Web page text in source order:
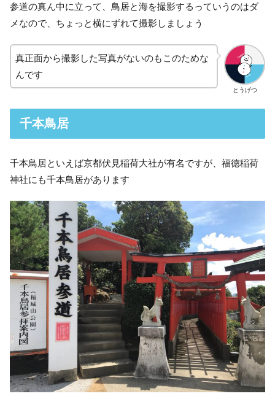
参道の真ん中に立って、鳥居と海を撮影するっていうのはダ
メなので、ちょっと横にずれて撮影しましょう
とうげつ
真正面から撮影した写真がないのもこのためな
んです
千本鳥居
千本鳥居といえば京都伏見稲荷大社が有名ですが、福徳稲荷
神社にも千本鳥居があります